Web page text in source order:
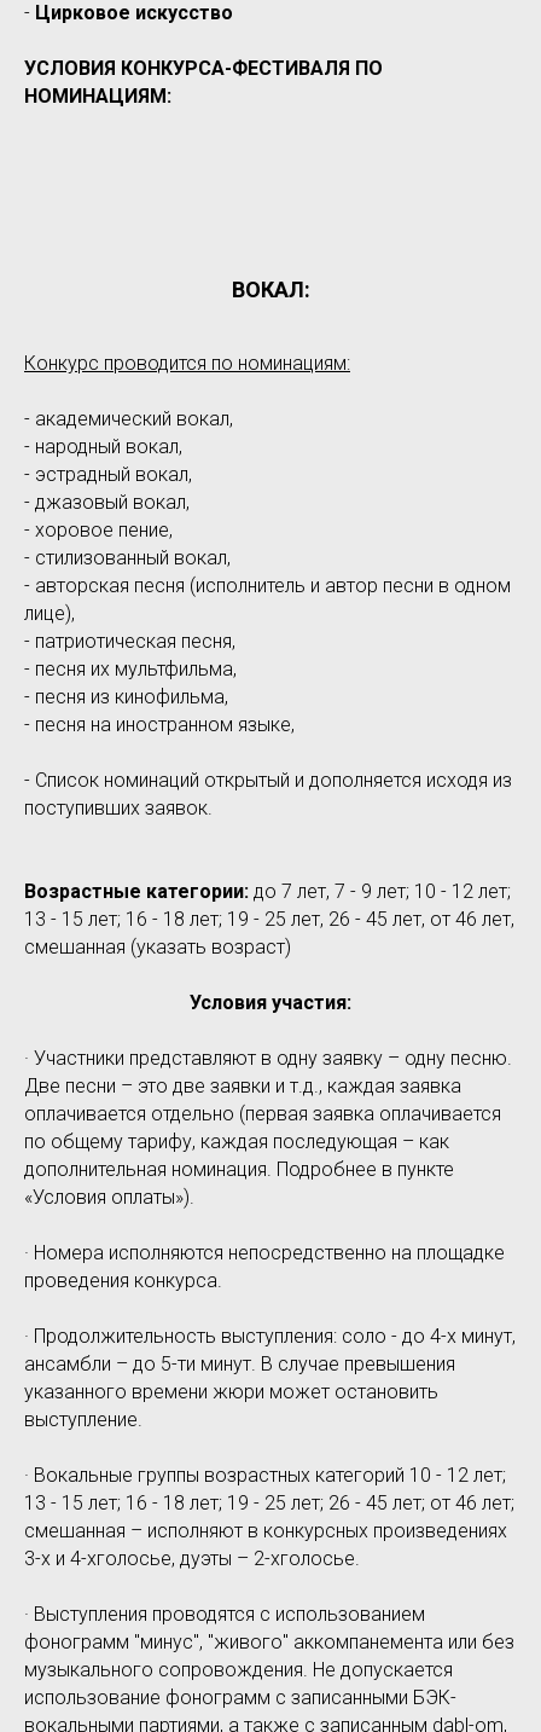
- Цирковое искусство
УСЛОВИЯ КОНКУРСА-ФЕСТИВАЛЯ ПО
НОМИНАЦИЯМ:
ВОКАЛ:
Конкурс проводится по номинациям:
- академический вокал,
- народный вокал,
- эстрадный вокал,
- джазовый вокал,
- хоровое пение,
- стилизованный вокал,
- авторская песня (исполнитель и автор песни в одном
лице),
- патриотическая песня,
- песня их мультфильма,
- песня из кинофильма,
- песня на иностранном языке,
- Список номинаций открытый и дополняется исходя из
поступивших заявок.
Возрастные категории: до 7 лет, 7 - 9 лет; 10 - 12 лет;
13 - 15 лет; 16 - 18 лет; 19 - 25 лет, 26 - 45 лет, от 46 лет,
смешанная (указать возраст)
Условия участия:
· Участники представляют в одну заявку – одну песню.
Две песни – это две заявки и т.д., каждая заявка
оплачивается отдельно (первая заявка оплачивается
по общему тарифу, каждая последующая – как
дополнительная номинация. Подробнее в пункте
«Условия оплаты»).
· Номера исполняются непосредственно на площадке
проведения конкурса.
· Продолжительность выступления: соло - до 4-х минут,
ансамбли – до 5-ти минут. В случае превышения
указанного времени жюри может остановить
выступление.
· Вокальные группы возрастных категорий 10 - 12 лет;
13 - 15 лет; 16 - 18 лет; 19 - 25 лет; 26 - 45 лет; от 46 лет;
смешанная – исполняют в конкурсных произведениях
3-х и 4-хголосье, дуэты – 2-хголосье.
· Выступления проводятся с использованием
фонограмм "минус", "живого" аккомпанемента или без
музыкального сопровождения. Не допускается
использование фонограмм с записанными БЭК-
вокальными партиями, а также с записанным dabl-om,